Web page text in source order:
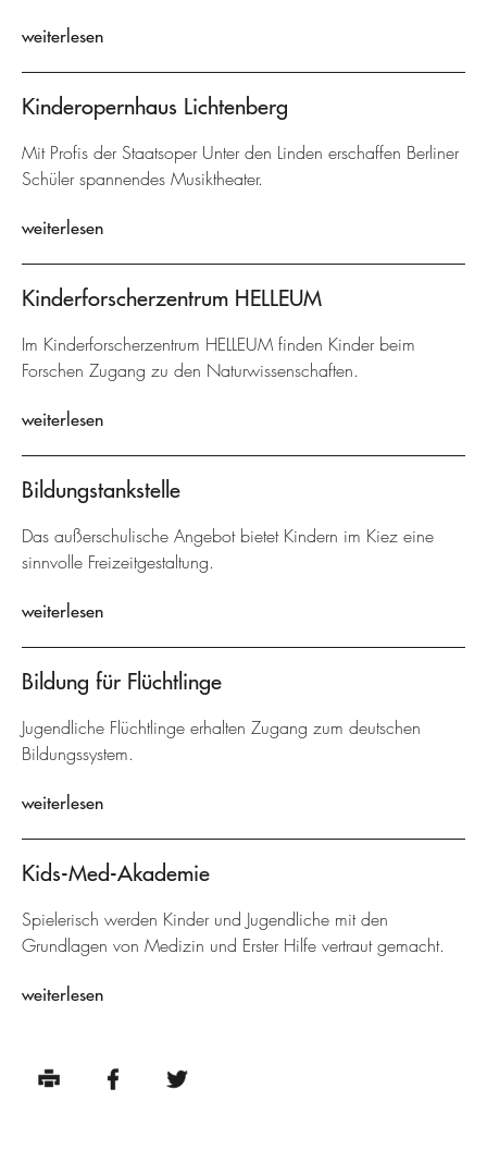
weiterlesen
Kinderopernhaus Lichtenberg
Mit Profis der Staatsoper Unter den Linden erschaffen Berliner
Schüler spannendes Musiktheater.
weiterlesen
Kinderforscherzentrum HELLEUM
Im Kinderforscherzentrum HELLEUM finden Kinder beim
Forschen Zugang zu den Naturwissenschaften.
weiterlesen
Bildungstankstelle
Das außerschulische Angebot bietet Kindern im Kiez eine
sinnvolle Freizeitgestaltung.
weiterlesen
Bildung für Flüchtlinge
Jugendliche Flüchtlinge erhalten Zugang zum deutschen
Bildungssystem.
weiterlesen
Kids-Med-Akademie
Spielerisch werden Kinder und Jugendliche mit den
Grundlagen von Medizin und Erster Hilfe vertraut gemacht.
weiterlesen